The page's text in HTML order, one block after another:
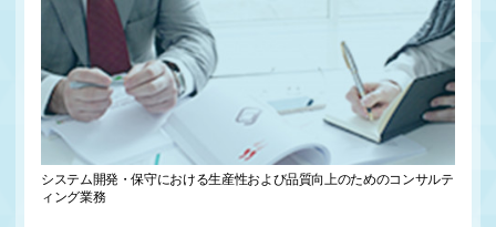
システム開発・保守における生産性および品質向上のためのコンサルテ
ィング業務